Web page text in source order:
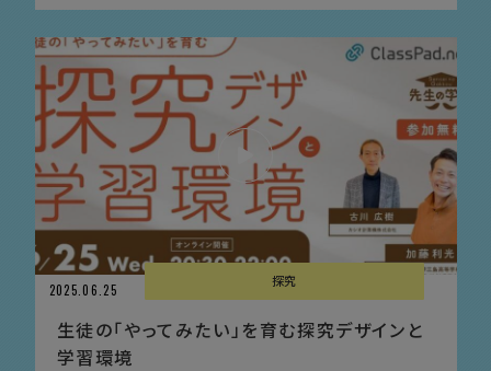
2025.06.25
探究
生徒の「やってみたい」を育む探究デザインと
学習環境